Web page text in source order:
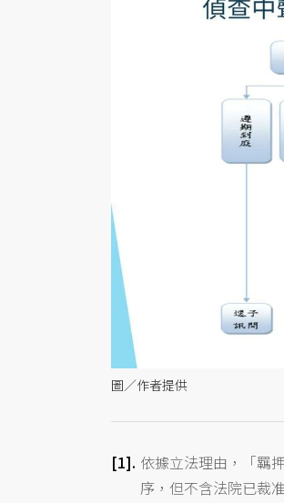
圖／作者提供
依據立法理由，「羈
序，但不含法院已裁